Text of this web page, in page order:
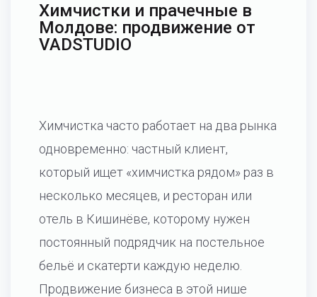
Химчистки и прачечные в
Молдове: продвижение от
VADSTUDIO
Химчистка часто работает на два рынка
одновременно: частный клиент,
который ищет «химчистка рядом» раз в
несколько месяцев, и ресторан или
отель в Кишинёве, которому нужен
постоянный подрядчик на постельное
бельё и скатерти каждую неделю.
Продвижение бизнеса в этой нише